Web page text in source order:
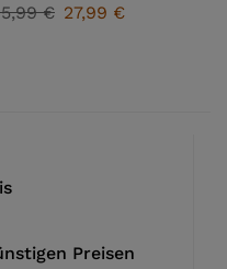
€ 27,99 €
Preisen